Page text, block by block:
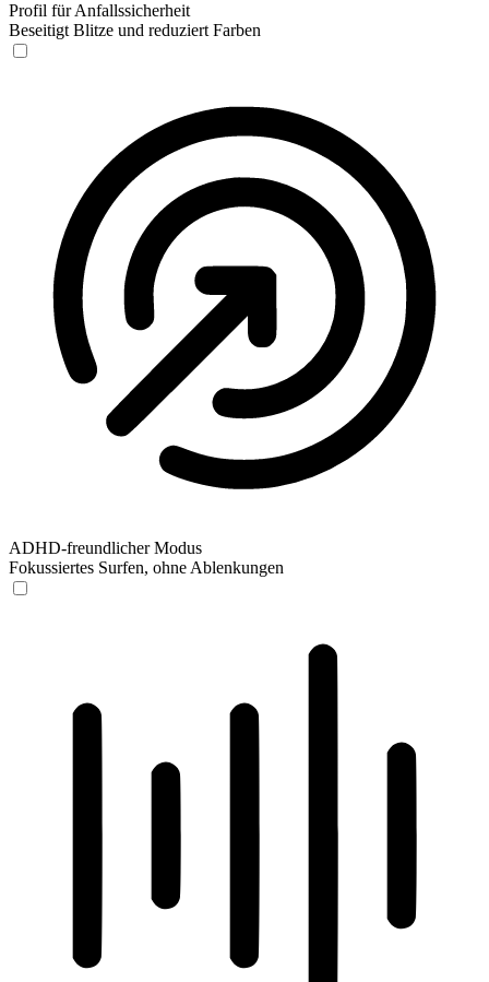
Profil für Anfallssicherheit
Beseitigt Blitze und reduziert Farben
ADHD-freundlicher Modus
Fokussiertes Surfen, ohne Ablenkungen